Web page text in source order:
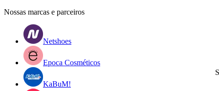
Nossas marcas e parceiros
Netshoes
Epoca Cosméticos
KaBuM!